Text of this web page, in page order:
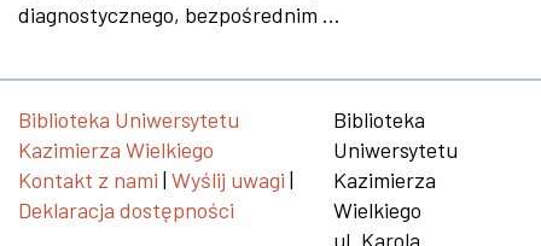
diagnostycznego, bezpośrednim ...
Biblioteka Uniwersytetu
Kazimierza Wielkiego
Kontakt z nami | Wyślij uwagi |
Deklaracja dostępności
Biblioteka
Uniwersytetu
Kazimierza
Wielkiego
ul. Karola